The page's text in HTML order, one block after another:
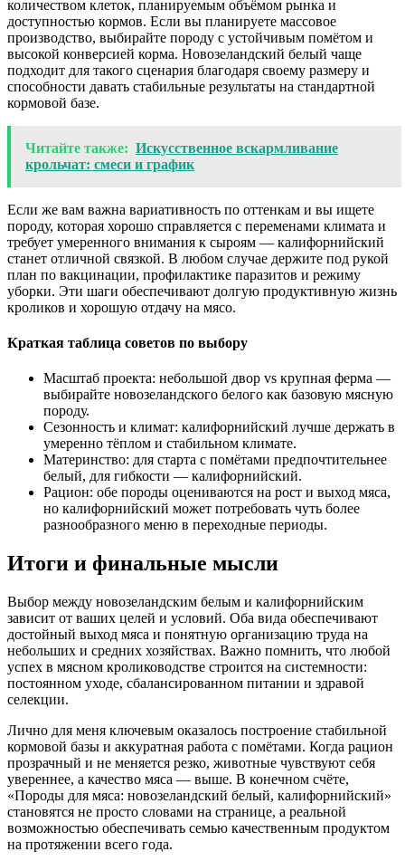
количеством клеток, планируемым объёмом рынка и
доступностью кормов. Если вы планируете массовое
производство, выбирайте породу с устойчивым помётом и
высокой конверсией корма. Новозеландский белый чаще
подходит для такого сценария благодаря своему размеру и
способности давать стабильные результаты на стандартной
кормовой базе.
Читайте также: Искусственное вскармливание
крольчат: смеси и график
Если же вам важна вариативность по оттенкам и вы ищете
породу, которая хорошо справляется с переменами климата и
требует умеренного внимания к сыроям — калифорнийский
станет отличной связкой. В любом случае держите под рукой
план по вакцинации, профилактике паразитов и режиму
уборки. Эти шаги обеспечивают долгую продуктивную жизнь
кроликов и хорошую отдачу на мясо.
Краткая таблица советов по выбору
Масштаб проекта: небольшой двор vs крупная ферма —
выбирайте новозеландского белого как базовую мясную
породу.
Сезонность и климат: калифорнийский лучше держать в
умеренно тёплом и стабильном климате.
Материнство: для старта с помётами предпочтительнее
белый, для гибкости — калифорнийский.
Рацион: обе породы оцениваются на рост и выход мяса,
но калифорнийский может потребовать чуть более
разнообразного меню в переходные периоды.
Итоги и финальные мысли
Выбор между новозеландским белым и калифорнийским
зависит от ваших целей и условий. Оба вида обеспечивают
достойный выход мяса и понятную организацию труда на
небольших и средних хозяйствах. Важно помнить, что любой
успех в мясном кролиководстве строится на системности:
постоянном уходе, сбалансированном питании и здравой
селекции.
Лично для меня ключевым оказалось построение стабильной
кормовой базы и аккуратная работа с помётами. Когда рацион
прозрачный и не меняется резко, животные чувствуют себя
увереннее, а качество мяса — выше. В конечном счёте,
«Породы для мяса: новозеландский белый, калифорнийский»
становятся не просто словами на странице, а реальной
возможностью обеспечивать семью качественным продуктом
на протяжении всего года.